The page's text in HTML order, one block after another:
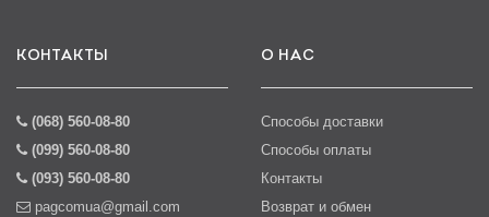
КОНТАКТЫ
(068) 560-08-80
(099) 560-08-80
(093) 560-08-80
pagcomua@gmail.com
О НАС
Способы доставки
Способы оплаты
Контакты
Возврат и обмен